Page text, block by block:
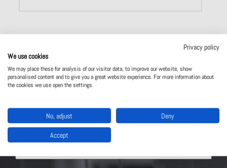
What solution are you interested in?
Privacy policy
We use cookies
We may place these for analysis of our visitor data, to improve our website, show
personalised content and to give you a great website experience. For more information about
the cookies we use open the settings.
No, adjust Deny
Accept